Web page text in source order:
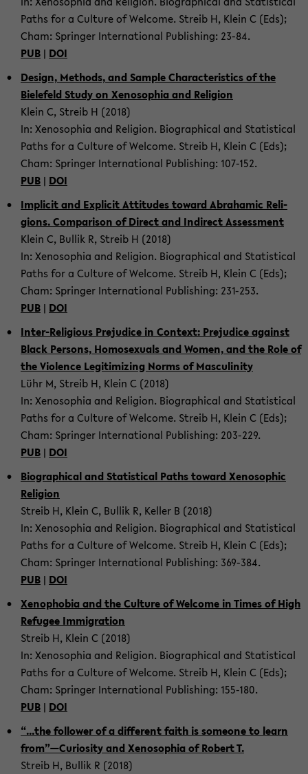
Paths for a Cul­ture of Wel­come. Streib H, Klein C (Eds);
Cham: Springer In­ter­na­tional Pub­lish­ing: 23-84.
PUB | DOI
De­sign, Meth­ods, and Sam­ple Char­ac­ter­is­tics of the
Biele­feld Study on Xenosophia and Re­li­gion
Klein C, Streib H (2018)
In: Xenosophia and Re­li­gion. Bi­o­graph­i­cal and Sta­tis­ti­cal
Paths for a Cul­ture of Wel­come. Streib H, Klein C (Eds);
Cham: Springer In­ter­na­tional Pub­lish­ing: 107-​152.
PUB | DOI
Im­plicit and Ex­plicit At­ti­tudes to­ward Abra­hamic Re­li­
gions. Com­par­i­son of Di­rect and In­di­rect As­sess­ment
Klein C, Bul­lik R, Streib H (2018)
In: Xenosophia and Re­li­gion. Bi­o­graph­i­cal and Sta­tis­ti­cal
Paths for a Cul­ture of Wel­come. Streib H, Klein C (Eds);
Cham: Springer In­ter­na­tional Pub­lish­ing: 231-​253.
PUB | DOI
Inter-​Religious Prej­u­dice in Con­text: Prej­u­dice against
Black Per­sons, Ho­mo­sex­u­als and Women, and the Role of
the Vi­o­lence Le­git­imiz­ing Norms of Mas­culin­ity
Lühr M, Streib H, Klein C (2018)
In: Xenosophia and Re­li­gion. Bi­o­graph­i­cal and Sta­tis­ti­cal
Paths for a Cul­ture of Wel­come. Streib H, Klein C (Eds);
Cham: Springer In­ter­na­tional Pub­lish­ing: 203-​229.
PUB | DOI
Bi­o­graph­i­cal and Sta­tis­ti­cal Paths to­ward Xeno­sophic
Re­li­gion
Streib H, Klein C, Bul­lik R, Keller B (2018)
In: Xenosophia and Re­li­gion. Bi­o­graph­i­cal and Sta­tis­ti­cal
Paths for a Cul­ture of Wel­come. Streib H, Klein C (Eds);
Cham: Springer In­ter­na­tional Pub­lish­ing: 369-​384.
PUB | DOI
Xeno­pho­bia and the Cul­ture of Wel­come in Times of High
Refugee Im­mi­gra­tion
Streib H, Klein C (2018)
In: Xenosophia and Re­li­gion. Bi­o­graph­i­cal and Sta­tis­ti­cal
Paths for a Cul­ture of Wel­come. Streib H, Klein C (Eds);
Cham: Springer In­ter­na­tional Pub­lish­ing: 155-​180.
PUB | DOI
“...the fol­lower of a dif­fer­ent faith is some­one to learn
from”—Cu­rios­ity and Xenosophia of Robert T.
Streib H, Bul­lik R (2018)